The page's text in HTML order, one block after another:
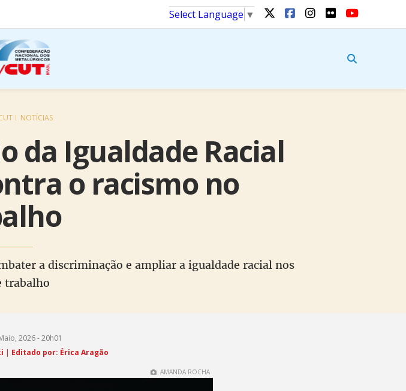
Select Language ▼
NOTÍCIAS
da Igualdade Racial
o racismo no
a discriminação e ampliar a igualdade racial nos
trabalho
2026 - 20h01
| Editado por: Érica Aragão
AMANDA ROCHA